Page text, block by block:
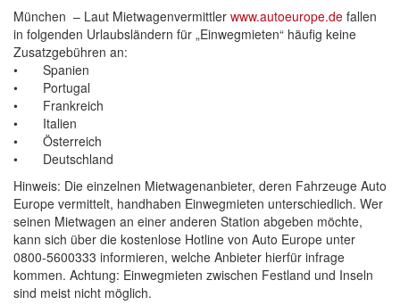
München – Laut Mietwagenvermittler www.autoeurope.de fallen
in folgenden Urlaubsländern für „Einwegmieten“ häufig keine
Zusatzgebühren an:
• Spanien
• Portugal
• Frankreich
• Italien
• Österreich
• Deutschland
Hinweis: Die einzelnen Mietwagenanbieter, deren Fahrzeuge Auto
Europe vermittelt, handhaben Einwegmieten unterschiedlich. Wer
seinen Mietwagen an einer anderen Station abgeben möchte,
kann sich über die kostenlose Hotline von Auto Europe unter
0800-5600333 informieren, welche Anbieter hierfür infrage
kommen. Achtung: Einwegmieten zwischen Festland und Inseln
sind meist nicht möglich.